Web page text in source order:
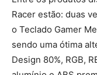
Racer estão: duas
o Teclado Gamer
sendo uma ótima
Design 80%, RGB,